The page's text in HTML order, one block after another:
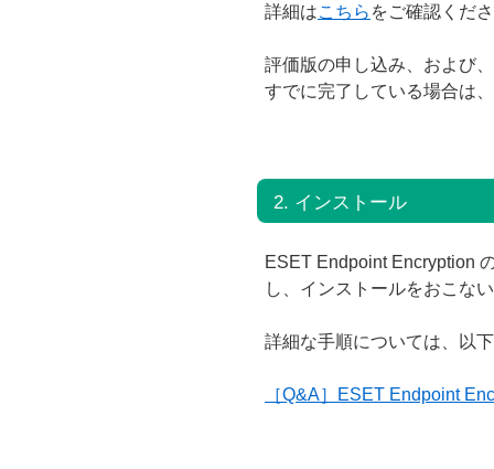
詳細はこちら をご確認くだ
評価版の申し込み、および
すでに完了している場合は
2. インストール
ESET Endpoint Encryption
し、インストールをおこな
詳細な手順については、以
［Q&A］ESET Endpoint